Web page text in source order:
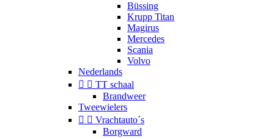
Büssing
Krupp Titan
Magirus
Mercedes
Scania
Volvo
Nederlands
  TT schaal
Brandweer
Tweewielers
  Vrachtauto´s
Borgward